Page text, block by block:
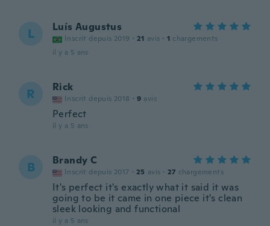
L Luís Augustus
Inscrit depuis 2019 · 21 avis · 1 chargements
il y a 5 ans
R Rick
Inscrit depuis 2018 · 9 avis
Perfect
il y a 5 ans
B Brandy C
Inscrit depuis 2017 · 25 avis · 27 chargements
It's perfect it's exactly what it said it was
going to be it came in one piece it's clean
sleek looking and functional
il y a 5 ans